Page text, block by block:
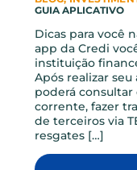
Novidades